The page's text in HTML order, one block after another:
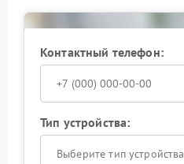
Контактный телефон:
Тип устройства:
Выберите тип устройства